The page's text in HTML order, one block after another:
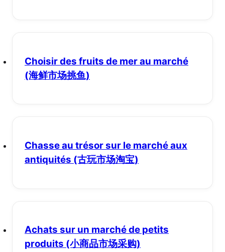
Choisir des fruits de mer au marché
(海鲜市场挑鱼)
Chasse au trésor sur le marché aux
antiquités (古玩市场淘宝)
Achats sur un marché de petits
produits (小商品市场采购)